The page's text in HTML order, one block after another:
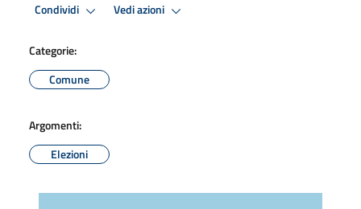
Condividi Vedi azioni
Categorie:
Comune
Argomenti:
Elezioni